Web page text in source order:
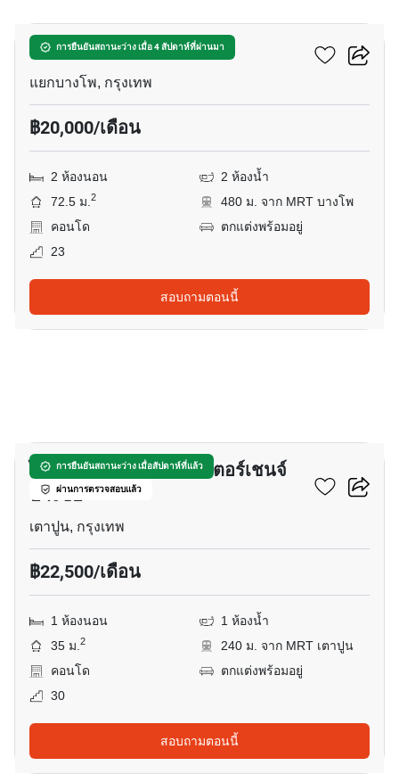
การยืนยันสถานะว่าง เมื่อ 4 สัปดาห์ที่ผ่านมา
เดอะ ทรี อินเตอร์เชนจ์
แยกบางโพ, กรุงเทพ
฿20,000/เดือน
2 ห้องนอน
2 ห้องน้ำ
72.5 ม.2
480 ม. จาก MRT บางโพ
คอนโด
ตกแต่งพร้อมอยู่
23
สอบถามตอนนี้
การยืนยันสถานะว่าง เมื่อสัปดาห์ที่แล้ว
ผ่านการตรวจสอบแล้ว
ไอดีโอ โมบิ แกรนด์ อินเตอร์เชนจ์
บางซื่อ
เตาปูน, กรุงเทพ
฿22,500/เดือน
1 ห้องนอน
1 ห้องน้ำ
35 ม.2
240 ม. จาก MRT เตาปูน
คอนโด
ตกแต่งพร้อมอยู่
30
สอบถามตอนนี้